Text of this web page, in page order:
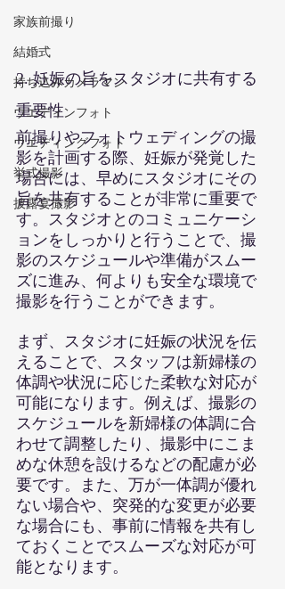
家族前撮り
結婚式
持ち込みカメラマン
ウエディンフォト
ウエディングフォト
挙式撮影
披露宴撮影
2. 妊娠の旨をスタジオに共有する
重要性
前撮りやフォトウェディングの撮
影を計画する際、妊娠が発覚した
場合には、早めにスタジオにその
旨を共有することが非常に重要で
す。スタジオとのコミュニケーシ
ョンをしっかりと行うことで、撮
影のスケジュールや準備がスムー
ズに進み、何よりも安全な環境で
撮影を行うことができます。
まず、スタジオに妊娠の状況を伝
えることで、スタッフは新婦様の
体調や状況に応じた柔軟な対応が
可能になります。例えば、撮影の
スケジュールを新婦様の体調に合
わせて調整したり、撮影中にこま
めな休憩を設けるなどの配慮が必
要です。また、万が一体調が優れ
ない場合や、突発的な変更が必要
な場合にも、事前に情報を共有し
ておくことでスムーズな対応が可
能となります。